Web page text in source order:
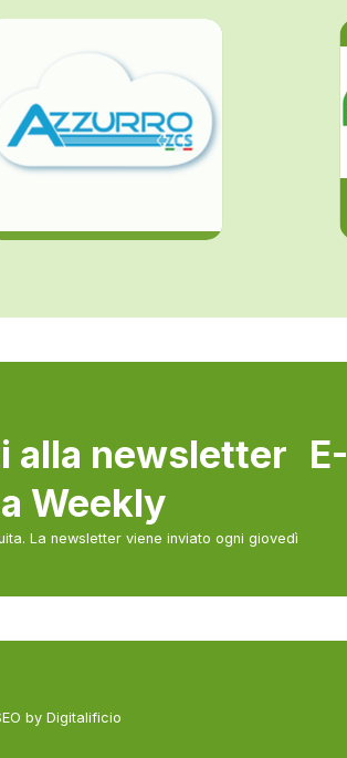
ZCS Azzurro
alla newsletter E-
Weekly
La newsletter viene inviato ogni giovedì
by Digitalificio